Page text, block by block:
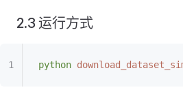
2.3 运行方式
python